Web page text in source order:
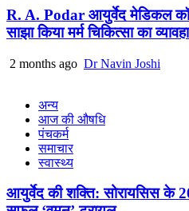
R. A. Podar आयुर्वेद मेडिकल
साझा किया मर्म चिकित्सा का
2 months ago Dr Navin Joshi
अन्य
आज की औषधि
पंचकर्म
समाचार
स्वास्थ्य
आयुर्वेद की शक्ति: सोरायसिस के 20